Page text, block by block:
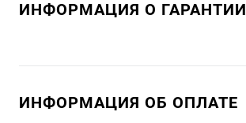
ИНФОРМАЦИЯ О ГАРАНТИИ
ИНФОРМАЦИЯ ОБ ОПЛАТЕ